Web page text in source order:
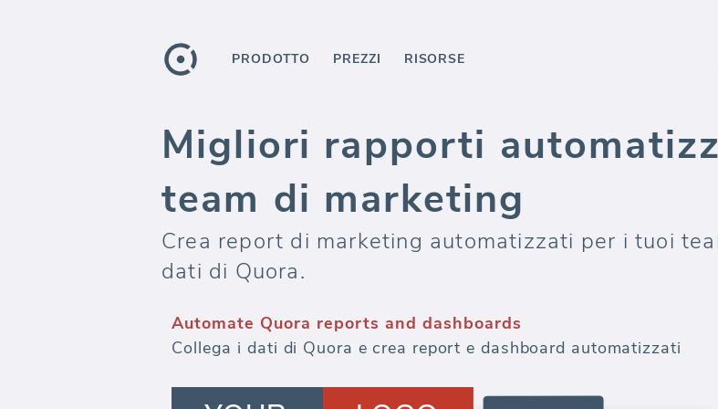
PRODOTTO PREZZI RISORSE
Migliori rapporti
team di marketing
Crea report di marketing automatizzati per i tuoi
dati di Quora.
Automate Quora reports and dashboards
Collega i dati di Quora e crea report e dashboard automatizzati